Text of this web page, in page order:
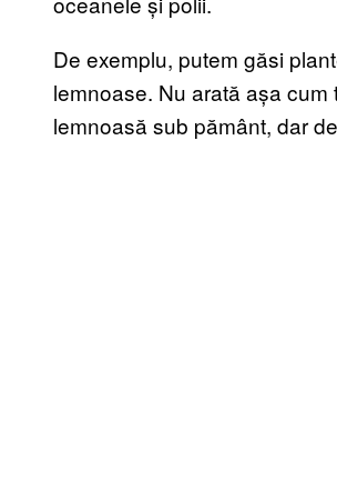
De exemplu, putem găsi
lemnoase. Nu arată așa
lemnoasă sub pământ, dar